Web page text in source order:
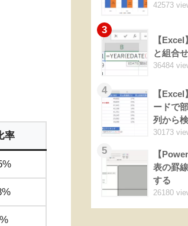
率
42573
3
【
と組合
36484
4
【
ードで
列から
30173
5
【
表の罫
する
26180